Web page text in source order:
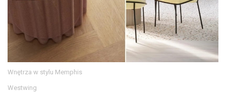
Wnętrza w stylu Memphis
Westwing